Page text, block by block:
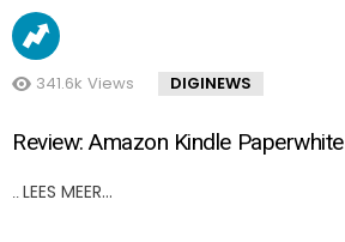
341.6k Views DIGINEWS
Review: Amazon Kindle Paperwhite
.. LEES MEER…